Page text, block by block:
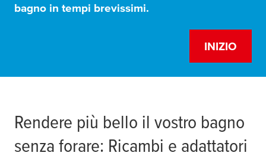
bagno in tempi brevissimi.
INIZIO
Prodotto
Current Step
Risultato
Not
Step 1: Prodotto
Rendere più bello il vostro bagno
senza forare: Ricambi e adattatori